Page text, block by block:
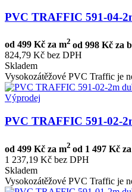
PVC TRAFFIC 591-04-
od 499 Kč za m2 od 998 Kč za
824,79 Kč bez DPH
Skladem
Vysokozátěžové PVC Traffic je
Výprodej
PVC TRAFFIC 591-02-
od 499 Kč za m2 od 1 497 Kč
1 237,19 Kč bez DPH
Skladem
Vysokozátěžové PVC Traffic je